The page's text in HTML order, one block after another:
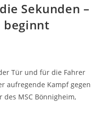
Sekunden –
beginnt
Tür und für die Fahrer
aufregende Kampf gegen
des MSC Bönnigheim,